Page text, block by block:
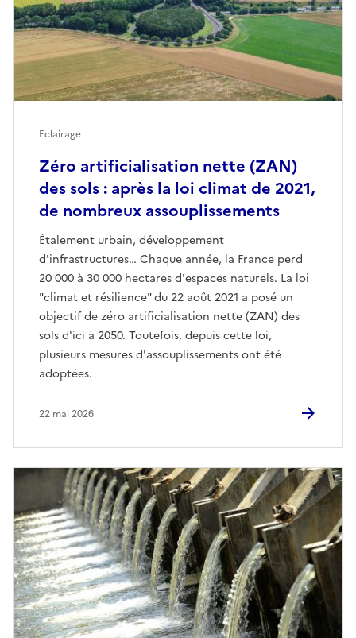
Zéro artificialisation nette (ZAN)
des sols : après la loi climat de 2021,
de nombreux assouplissements
Étalement urbain, développement
d'infrastructures… Chaque année, la France perd
20 000 à 30 000 hectares d'espaces naturels. La loi
"climat et résilience" du 22 août 2021 a posé un
objectif de zéro artificialisation nette (ZAN) des
sols d'ici à 2050. Toutefois, depuis cette loi,
plusieurs mesures d'assouplissements ont été
adoptées.
Eclairage
22 mai 2026